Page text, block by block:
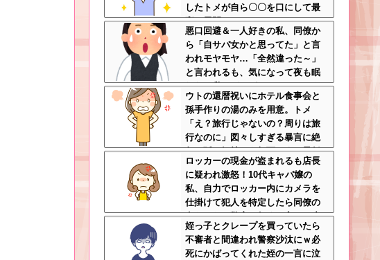
したトメが自ら〇〇を口にして最
高の展開へｗｗｗｗｗｗ
悪口回避＆一人好きの私、同僚か
ら「自サバ女かと思ってた」と言
われモヤモヤ…「全然違った～」
と言われるも、気になって夜も眠
れない私はどこがサバサバ？←ネ
チネチ気にしてる時点で自サバじ
ゃない
ウトの還暦祝いにホテル食事会と
孫手作りの湯のみを用意。トメ
「え？旅行じゃないの？周りは旅
行なのに」図々しすぎる暴言に絶
句←孫の気持ちを無下にする最低
ババア
ロッカーの現金が盗まれるも店長
に疑われ激怒！10代キャバ嬢の
私、自力でロッカー内にカメラを
仕掛けて犯人を特定したら同僚の
女だった…警察へ行くと言って止
められ、加害者に泣かれながら大
揉めして・・・
姪っ子とクレープを買っていたら
不審者と間違われ警察沙汰にｗ必
死にかばってくれた姪の一言に泣